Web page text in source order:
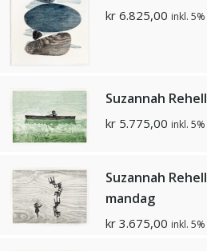
kr 6.825,00 inkl.
Suzannah
kr 5.775,00 inkl.
Suzannah
mandag
kr 3.675,00 inkl.